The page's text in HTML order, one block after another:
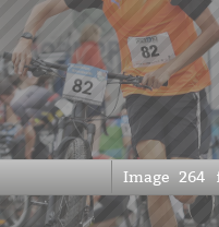
Image 264